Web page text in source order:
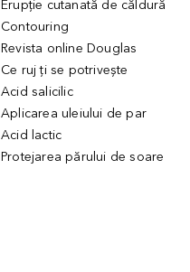
Erupție cutanată de căldură
Contouring
Revista online Douglas
Ce ruj ți se potrivește
Acid salicilic
Aplicarea uleiului de par
Acid lactic
Protejarea părului de soare